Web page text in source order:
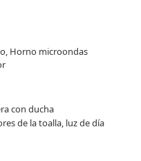
Horno microondas
con ducha
de la toalla, luz de día